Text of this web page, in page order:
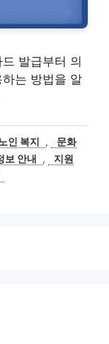
발급부터 의
는 방법을 알
노인 복지 ,
문화
보 안내 ,
지원